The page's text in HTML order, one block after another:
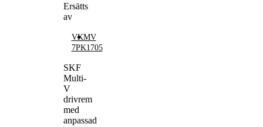
Ersätts
av
VKMV
7PK1705
SKF
Multi-
V
drivrem
med
anpassad